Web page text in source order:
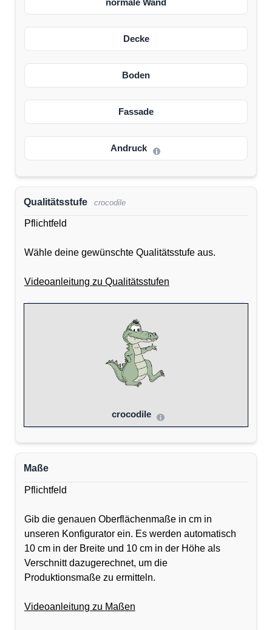
normale Wand
Decke
Boden
Fassade
Andruck
Qualitätsstufe crocodile
Pflichtfeld
Wähle deine gewünschte Qualitätsstufe aus.
Videoanleitung zu Qualitätsstufen
crocodile
Maße
Pflichtfeld
Gib die genauen Oberflächenmaße in cm in
unseren Konfigurator ein. Es werden automatisch
10 cm in der Breite und 10 cm in der Höhe als
Verschnitt dazugerechnet, um die
Produktionsmaße zu ermitteln.
Videoanleitung zu Maßen